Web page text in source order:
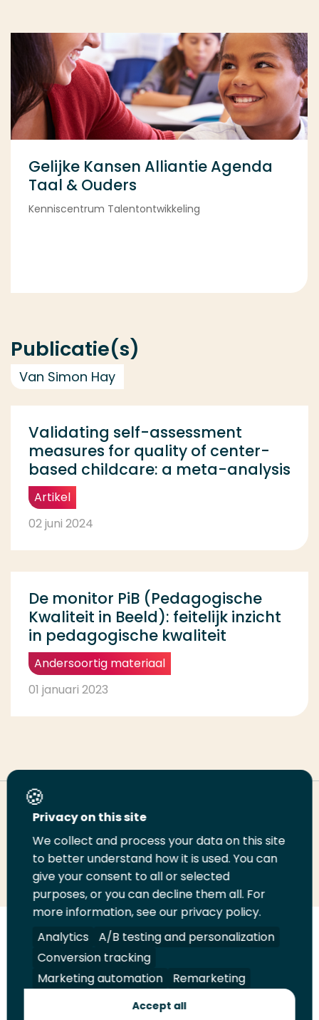
Gelijke Kansen Alliantie Agenda
Taal & Ouders
Kenniscentrum Talentontwikkeling
Publicatie(s)
Van Simon Hay
Validating self-assessment
measures for quality of center-
based childcare: a meta-analysis
Artikel
02 juni 2024
De monitor PiB (Pedagogische
Kwaliteit in Beeld): feitelijk inzicht
in pedagogische kwaliteit
Andersoortig materiaal
01 januari 2023
Deel deze pagina
Deel
LinkedIn
Deel
op
Twitter
Deel
op
Facebook
Email
deze
pagina
Print
deze
pagina
Volg
ons
op
LinkedIn
Volg
ons
op
Facebook
Volg
ons
op
YouTube
Volg
ons
op
Instagram
Juridisch Security A-Z Index
Contact
Privacy on this site
We collect and process your data on this site
to better understand how it is used. You can
give your consent to all or selected
purposes, or you can decline them all. For
more information, see our privacy policy.
Analytics
A/B testing and personalization
Conversion tracking
Marketing automation
Remarketing
Accept all